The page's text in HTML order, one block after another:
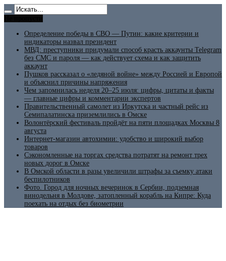
Определение победы в СВО — Путин: какие критерии и
индикаторы назвал президент
МВД: преступники придумали способ красть аккаунты Telegram
без СМС и пароля — как действует схема и как защитить
аккаунт
Пушков рассказал о «ледяной войне» между Россией и Европой
и объяснил причины напряжения
Чем запомнилась неделя 20–25 июля: цифры, цитаты и факты
— главные цифры и комментарии экспертов
Правительственный самолет из Иркутска и частный рейс из
Семипалатинска приземлились в Омске
Волонтёрский фестиваль пройдёт на пяти площадках Москвы 8
августа
Интернет-магазин автохимии: удобство и широкий выбор
товаров
Сэкономленные на торгах средства потратят на ремонт трех
новых дорог в Омске
В Омской области в разы увеличили штрафы за съемку атаки
беспилотников
Фото. Город для ночных вечеринок в Сербии, подземная
винодельня в Молдове, затопленный корабль на Кипре: Куда
поехать на отдых без биометрии